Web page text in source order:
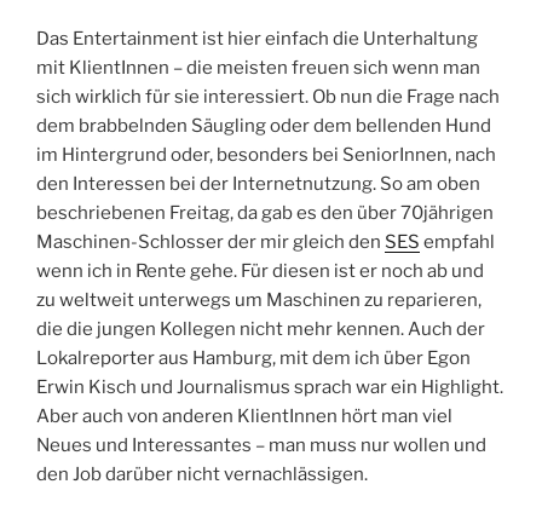
Das Entertainment ist hier einfach die Unterhaltung
mit KlientInnen – die meisten freuen sich wenn man
sich wirklich für sie interessiert. Ob nun die Frage nach
dem brabbelnden Säugling oder dem bellenden Hund
im Hintergrund oder, besonders bei SeniorInnen, nach
den Interessen bei der Internetnutzung. So am oben
beschriebenen Freitag, da gab es den über 70jährigen
Maschinen-Schlosser der mir gleich den SES empfahl
wenn ich in Rente gehe. Für diesen ist er noch ab und
zu weltweit unterwegs um Maschinen zu reparieren,
die die jungen Kollegen nicht mehr kennen. Auch der
Lokalreporter aus Hamburg, mit dem ich über Egon
Erwin Kisch und Journalismus sprach war ein Highlight.
Aber auch von anderen KlientInnen hört man viel
Neues und Interessantes – man muss nur wollen und
den Job darüber nicht vernachlässigen.